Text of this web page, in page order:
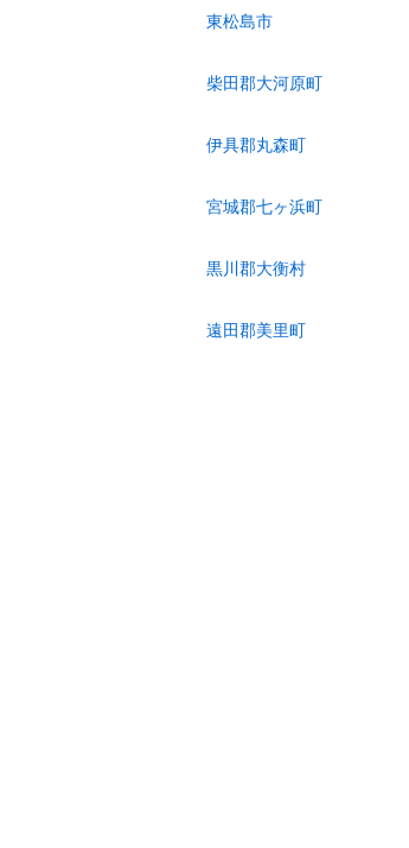
東松島市
柴田郡大河原町
伊具郡丸森町
宮城郡七ヶ浜町
黒川郡大衡村
遠田郡美里町